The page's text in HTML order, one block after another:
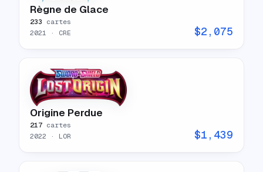
Règne de Glace
233 cartes
2021 · CRE $2,075
Origine Perdue
217 cartes
2022 · LOR $1,439